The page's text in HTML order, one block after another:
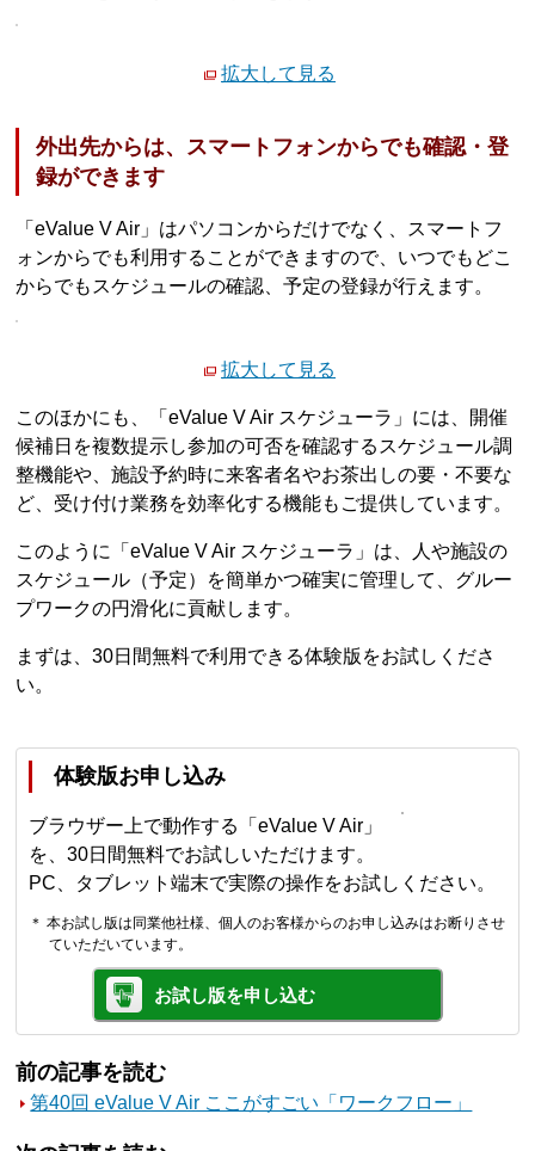
拡大して見る
外出先からは、スマートフォンからでも確認・登
録ができます
「eValue V Air」はパソコンからだけでなく、スマートフ
ォンからでも利用することができますので、いつでもどこ
からでもスケジュールの確認、予定の登録が行えます。
拡大して見る
このほかにも、「eValue V Air スケジューラ」には、開催
候補日を複数提示し参加の可否を確認するスケジュール調
整機能や、施設予約時に来客者名やお茶出しの要・不要な
ど、受け付け業務を効率化する機能もご提供しています。
このように「eValue V Air スケジューラ」は、人や施設の
スケジュール（予定）を簡単かつ確実に管理して、グルー
プワークの円滑化に貢献します。
まずは、30日間無料で利用できる体験版をお試しくださ
い。
体験版お申し込み
ブラウザー上で動作する「eValue V Air」
を、30日間無料でお試しいただけます。
PC、タブレット端末で実際の操作をお試しください。
＊ 本お試し版は同業他社様、個人のお客様からのお申し込みはお断りさせ
ていただいています。
お試し版を申し込む
前の記事を読む
第40回 eValue V Air ここがすごい「ワークフロー」